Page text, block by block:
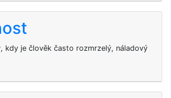
kdy je člověk často rozmrzelý, náladový